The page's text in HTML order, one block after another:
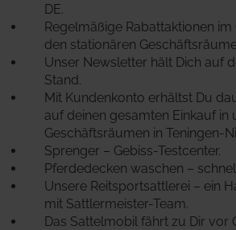
DE.
Regelmäßige Rabattaktionen im
den stationären
Unser Newsletter hält Dich auf
Stand.
Mit Kundenkonto erhältst Du
auf deinen gesamten Einkauf in
Geschäftsräumen in Teningen-
Sprenger – Gebiss-Testcenter.
Pferdedecken waschen –
Unsere Reitsportsattlerei – ein
mit Sattlermeister-Team.
Das Sattelmobil fährt zu Dir vor